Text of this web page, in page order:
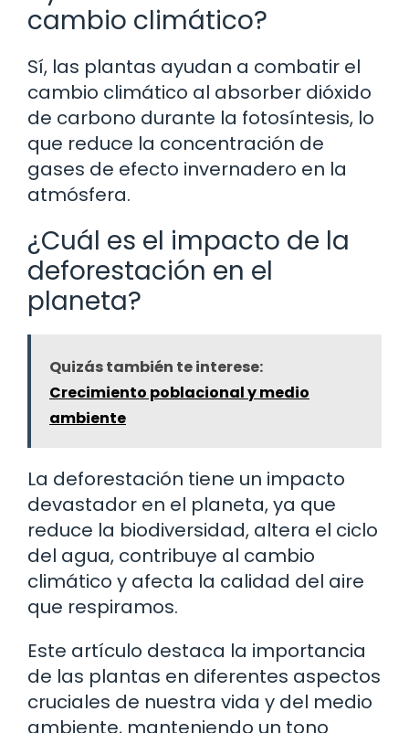
cambio climático?
Sí, las plantas ayudan a combatir el
cambio climático al absorber dióxido
de carbono durante la fotosíntesis, lo
que reduce la concentración de
gases de efecto invernadero en la
atmósfera.
¿Cuál es el impacto de la
deforestación en el
planeta?
Quizás también te interese:
Crecimiento poblacional y medio
ambiente
La deforestación tiene un impacto
devastador en el planeta, ya que
reduce la biodiversidad, altera el ciclo
del agua, contribuye al cambio
climático y afecta la calidad del aire
que respiramos.
Este artículo destaca la importancia
de las plantas en diferentes aspectos
cruciales de nuestra vida y del medio
ambiente, manteniendo un tono